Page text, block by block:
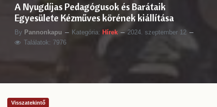
A Nyugdíjas Pedagógusok és Barátaik
Egyesülete Kézműves körének kiállítása
By Pannonkapu Kategória: Hírek
2024. szeptember 12
Találatok: 7976
Visszatekintő